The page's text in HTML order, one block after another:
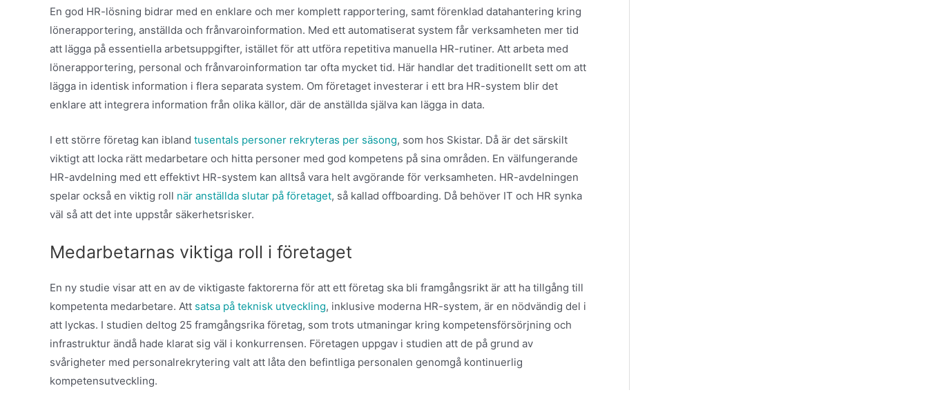
En god HR-lösning bidrar med en enklare och mer komplett rapportering, samt förenklad datahantering kring
lönerapportering, anställda och frånvaroinformation. Med ett automatiserat system får verksamheten mer tid
att lägga på essentiella arbetsuppgifter, istället för att utföra repetitiva manuella HR-rutiner. Att arbeta med
lönerapportering, personal och frånvaroinformation tar ofta mycket tid. Här handlar det traditionellt sett om att
lägga in identisk information i flera separata system. Om företaget investerar i ett bra HR-system blir det
enklare att integrera information från olika källor, där de anställda själva kan lägga in data.
I ett större företag kan ibland tusentals personer rekryteras per säsong, som hos Skistar. Då är det särskilt
viktigt att locka rätt medarbetare och hitta personer med god kompetens på sina områden. En välfungerande
HR-avdelning med ett effektivt HR-system kan alltså vara helt avgörande för verksamheten. HR-avdelningen
spelar också en viktig roll när anställda slutar på företaget, så kallad offboarding. Då behöver IT och HR synka
väl så att det inte uppstår säkerhetsrisker.
Medarbetarnas viktiga roll i företaget
En ny studie visar att en av de viktigaste faktorerna för att ett företag ska bli framgångsrikt är att ha tillgång till
kompetenta medarbetare. Att satsa på teknisk utveckling, inklusive moderna HR-system, är en nödvändig del i
att lyckas. I studien deltog 25 framgångsrika företag, som trots utmaningar kring kompetensförsörjning och
infrastruktur ändå hade klarat sig väl i konkurrensen. Företagen uppgav i studien att de på grund av
svårigheter med personalrekrytering valt att låta den befintliga personalen genomgå kontinuerlig
kompetensutveckling.